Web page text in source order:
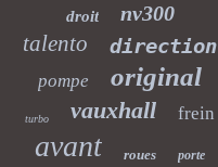
droit nv300
talento direction
pompe original
turbo vauxhall frein
avant roues porte